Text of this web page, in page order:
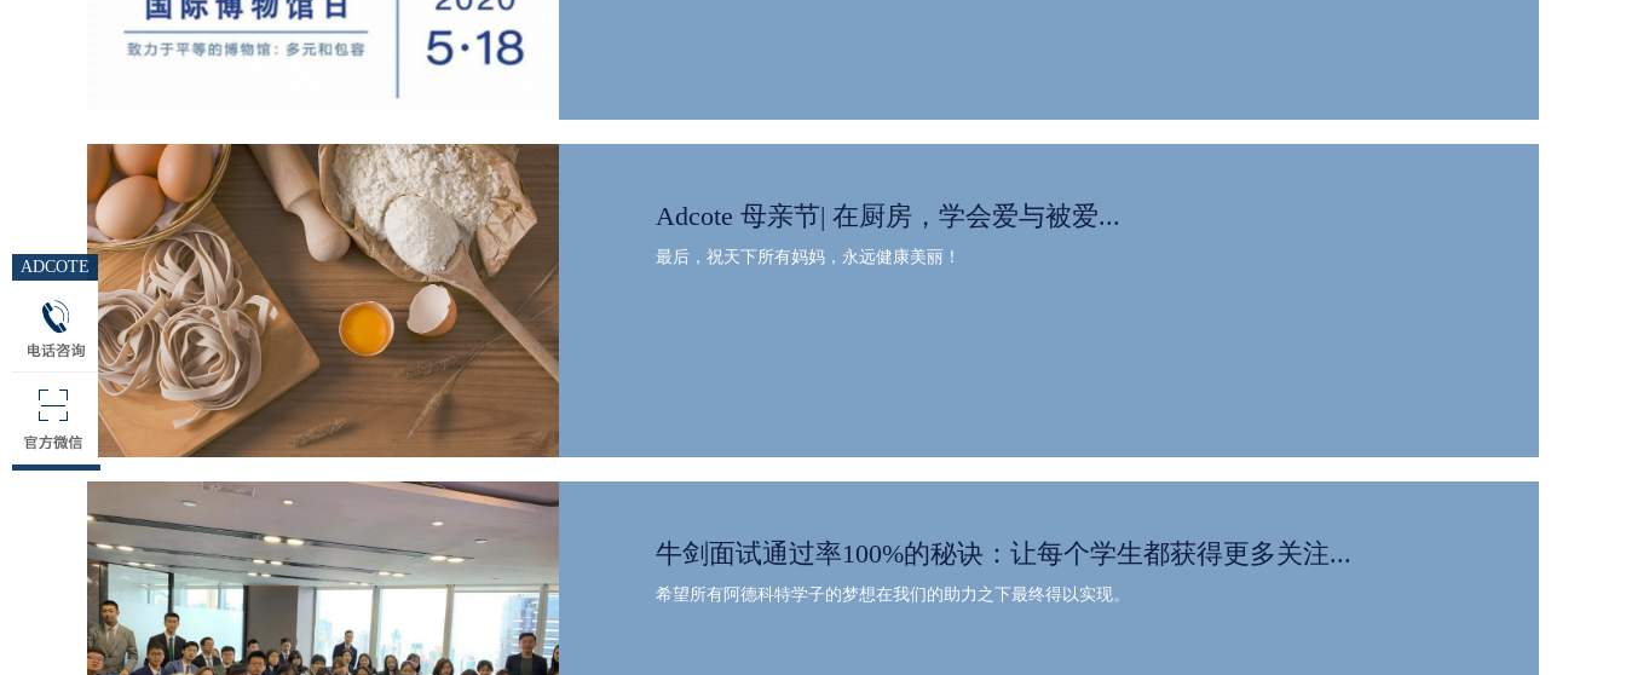
Adcote 母亲节| 在厨房，学会爱与被爱...
最后，祝天下所有妈妈，永远健康美丽！
牛剑面试通过率100%的秘诀：让每个学生都获得更多关注...
希望所有阿德科特学子的梦想在我们的助力之下最终得以实现。
ADCOTE